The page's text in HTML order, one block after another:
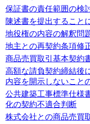
保証書の責任範囲の検
陳述書を提出すること
地役権の内容の解釈問
地主との再契約条項修
商品売買取引基本契約
高額な請負契約締結後
内容を開示しないこと
公共建築工事標準仕様
化の契約不適合判断
株式会社との商品売買